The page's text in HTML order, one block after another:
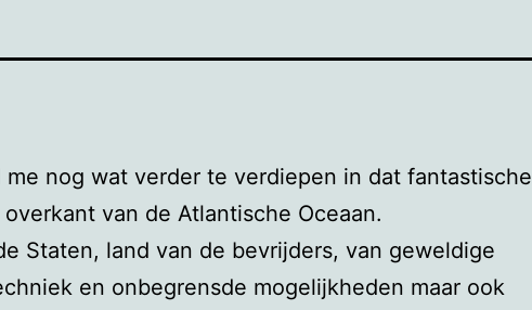
me nog wat verder te verdiepen in dat fantastische
van de Atlantische Oceaan.
Staten, land van de bevrijders, van geweldige
en onbegrensde mogelijkheden maar ook